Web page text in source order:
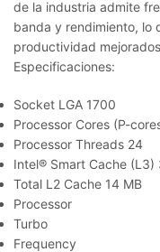
de la industria admite
banda y rendimiento, lo
productividad
Especificaciones:
Socket LGA 1700
Processor Cores (P-
Processor Threads 24
Intel® Smart Cache (L3)
Total L2 Cache 14 MB
Processor
Turbo
Frequency